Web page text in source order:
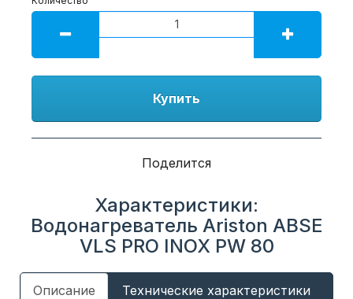
Купить
Поделится
Характеристики:
Водонагреватель Ariston ABSE
VLS PRO INOX PW 80
Описание Технические характеристики